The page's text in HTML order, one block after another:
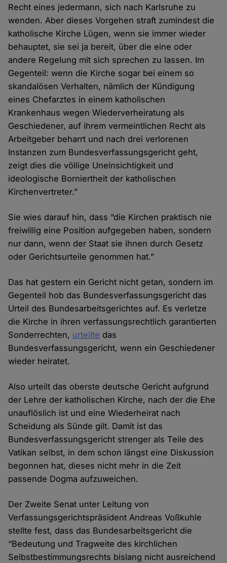
Recht eines jedermann, sich nach Karlsruhe zu
wenden. Aber dieses Vorgehen straft zumindest die
katholische Kirche Lügen, wenn sie immer wieder
behauptet, sie sei ja bereit, über die eine oder
andere Regelung mit sich sprechen zu lassen. Im
Gegenteil: wenn die Kirche sogar bei einem so
skandalösen Verhalten, nämlich der Kündigung
eines Chefarztes in einem katholischen
Krankenhaus wegen Wiederverheiratung als
Geschiedener, auf ihrem vermeintlichen Recht als
Arbeitgeber beharrt und nach drei verlorenen
Instanzen zum Bundesverfassungsgericht geht,
zeigt dies die völlige Uneinsichtigkeit und
ideologische Borniertheit der katholischen
Kirchenvertreter.”
Sie wies darauf hin, dass “die Kirchen praktisch nie
freiwillig eine Position aufgegeben haben, sondern
nur dann, wenn der Staat sie ihnen durch Gesetz
oder Gerichtsurteile genommen hat.”
Das hat gestern ein Gericht nicht getan, sondern im
Gegenteil hob das Bundesverfassungsgericht das
Urteil des Bundesarbeitsgerichtes auf. Es verletze
die Kirche in ihren verfassungsrechtlich garantierten
Sonderrechten, urteilte das
Bundesverfassungsgericht, wenn ein Geschiedener
wieder heiratet.
Also urteilt das oberste deutsche Gericht aufgrund
der Lehre der katholischen Kirche, nach der die Ehe
unauflöslich ist und eine Wiederheirat nach
Scheidung als Sünde gilt. Damit ist das
Bundesverfassungsgericht strenger als Teile des
Vatikan selbst, in dem schon längst eine Diskussion
begonnen hat, dieses nicht mehr in die Zeit
passende Dogma aufzuweichen.
Der Zweite Senat unter Leitung von
Verfassungsgerichtspräsident Andreas Voßkuhle
stellte fest, dass das Bundesarbeitsgericht die
“Bedeutung und Tragweite des kirchlichen
Selbstbestimmungsrechts bislang nicht ausreichend